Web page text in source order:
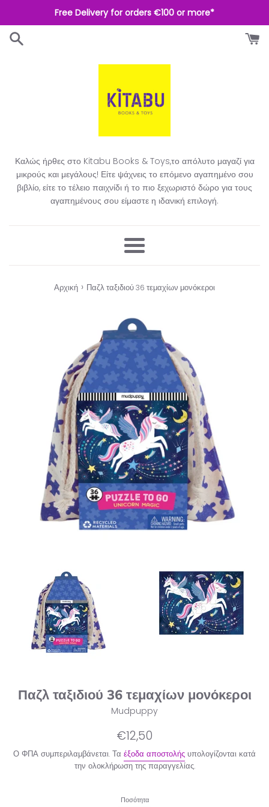
στο
περιεχόμενο
Free Delivery for orders €100 or more*
Καλώς ήρθες στο Kitabu Books & Toys,το απόλυτο μαγαζί για
μικρούς και μεγάλους! Είτε ψάχνεις το επόμενο αγαπημένο σου
βιβλίο, είτε το τέλειο παιχνίδι ή το πιο ξεχωριστό δώρο για τους
αγαπημένους σου είμαστε η ιδανική επιλογή.​
Μενού
Αρχική › Παζλ ταξιδιού 36 τεμαχίων μονόκεροι
Παζλ ταξιδιού 36 τεμαχίων μονόκεροι
Mudpuppy
Κανονική
€12,50
Ο ΦΠΑ συμπεριλαμβάνεται. Τα έξοδα αποστολής υπολογίζονται κατά
την ολοκλήρωση της παραγγελίας.
Ποσότητα